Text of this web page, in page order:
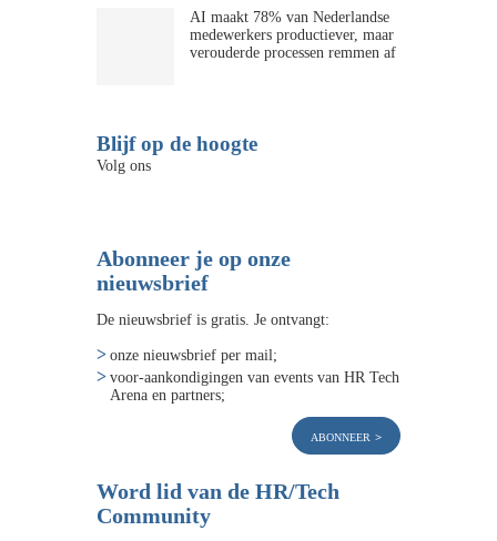
AI maakt 78% van Nederlandse
medewerkers productiever, maar
verouderde processen remmen af
Blijf op de hoogte
Volg ons
Abonneer je op onze
nieuwsbrief
De nieuwsbrief is gratis. Je ontvangt:
onze nieuwsbrief per mail;
voor-aankondigingen van events van HR Tech
Arena en partners;
abonneer
Word lid van de HR/Tech
Community